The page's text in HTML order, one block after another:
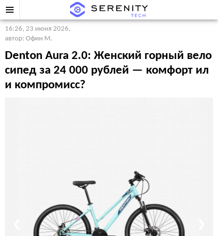
16:26, 23 июня 2026,
автор: Офин М.
Denton Aura 2.0: Женский горный вело
сипед за 24 000 рублей — комфорт ил
и компромисс?